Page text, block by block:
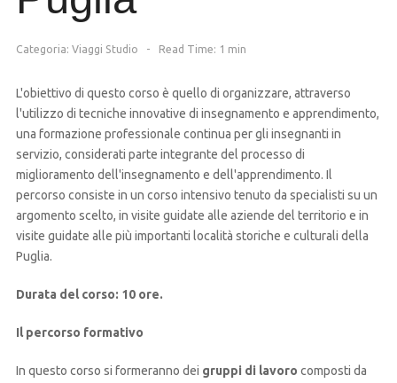
Categoria: Viaggi Studio Read Time: 1 min
L'obiettivo di questo corso è quello di organizzare, attraverso
l'utilizzo di tecniche innovative di insegnamento e apprendimento,
una formazione professionale continua per gli insegnanti in
servizio, considerati parte integrante del processo di
miglioramento dell'insegnamento e dell'apprendimento. Il
percorso consiste in un corso intensivo tenuto da specialisti su un
argomento scelto, in visite guidate alle aziende del territorio e in
visite guidate alle più importanti località storiche e culturali della
Puglia.
Durata del corso: 10 ore.
Il percorso formativo
In questo corso si formeranno dei gruppi di lavoro composti da